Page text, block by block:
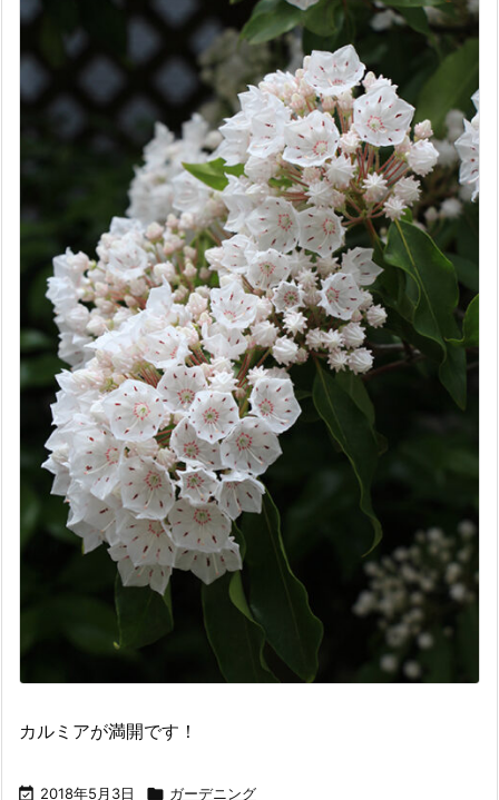
カルミアが満開です！
 2018年5月3日  ガーデニング